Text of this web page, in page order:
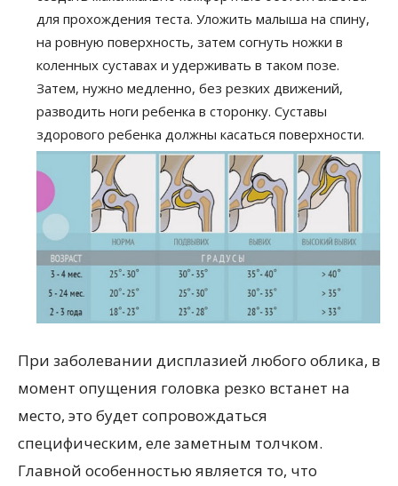
для прохождения теста. Уложить малыша на спину,
на ровную поверхность, затем согнуть ножки в
коленных суставах и удерживать в таком позе.
Затем, нужно медленно, без резких движений,
разводить ноги ребенка в сторонку. Суставы
здорового ребенка должны касаться поверхности.
При заболевании дисплазией любого облика, в
момент опущения головка резко встанет на
место, это будет сопровождаться
специфическим, еле заметным толчком.
Главной особенностью является то, что